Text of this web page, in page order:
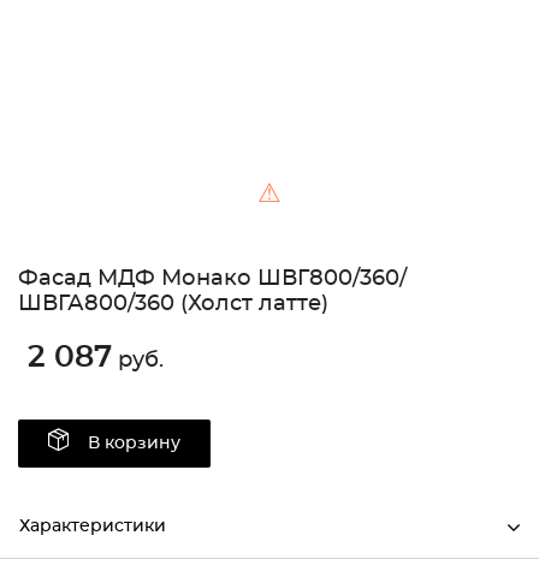
⚠
Фасад МДФ Монако ШВГ800/360/
ШВГА800/360 (Холст латте)
2 087 руб.
В корзину
Характеристики